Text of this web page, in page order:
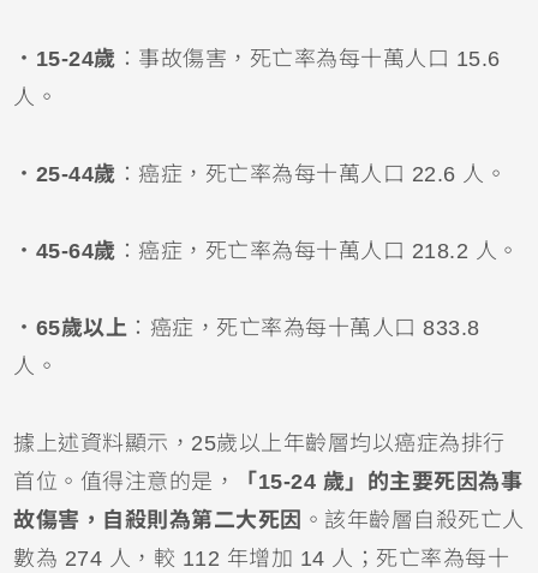
．15-24歲 ：事故傷害，死亡率為每十萬人口 15.6
人。
．25-44歲 ：癌症，死亡率為每十萬人口 22.6 人。
．45-64歲 ：癌症，死亡率為每十萬人口 218.2 人。
．65歲以上 ：癌症，死亡率為每十萬人口 833.8
人。
據上述資料顯示，25歲以上年齡層均以癌症為排行
首位。值得注意的是，
「15-24 歲」的主要死因為事
故傷害，自殺則為第二大死因 。該年齡層自殺死亡人
數為 274 人，較 112 年增加 14 人；死亡率為每十